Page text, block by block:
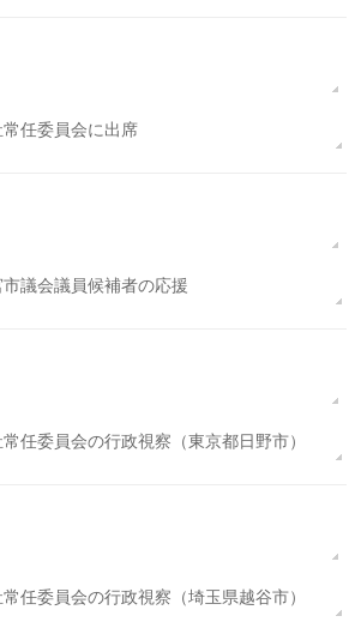
任委員会に出席
議会議員候補者の応援
任委員会の行政視察（東京都日野市）
任委員会の行政視察（埼玉県越谷市）